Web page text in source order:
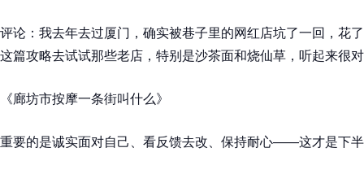
评论：我去年去过厦门，确实被巷子里的网红店坑了一回，花
这篇攻略去试试那些老店，特别是沙茶面和烧仙草，听起来很
《廊坊市按摩一条街叫什么》
重要的是诚实面对自己、看反馈去改、保持耐心——这才是下